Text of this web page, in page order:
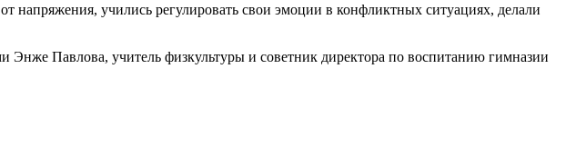
напряжения, учились регулировать свои эмоции в конфликтных ситуациях, делали
Павлова, учитель физкультуры и советник директора по воспитанию гимназии